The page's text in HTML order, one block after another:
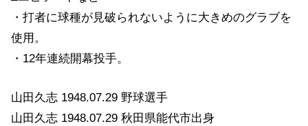
・打者に球種が見破られないように大きめのグラブを
使用。
・12年連続開幕投手。
山田久志 1948.07.29 野球選手
山田久志 1948.07.29 秋田県能代市出身